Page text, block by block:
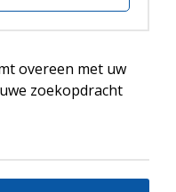
overeen met uw
zoekopdracht